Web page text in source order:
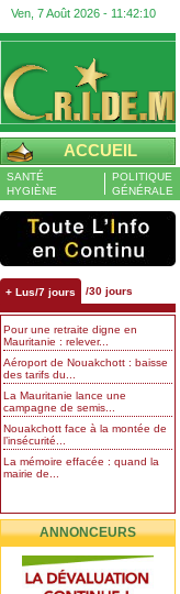
Ven, 7 Août 2026 - 11:42:10
ACCUEIL
SANTÉ
HYGIÈNE
POLITIQUE
GÉNÉRALE
+ Lus/7 jours /30 jours
Pour une retraite digne en
Mauritanie : relever...
Aéroport de Nouakchott : baisse
des tarifs du...
La Mauritanie lance une
campagne de semis...
Nouakchott face à la montée de
l’insécurité...
La mémoire effacée : quand la
mairie de...
ANNONCEURS